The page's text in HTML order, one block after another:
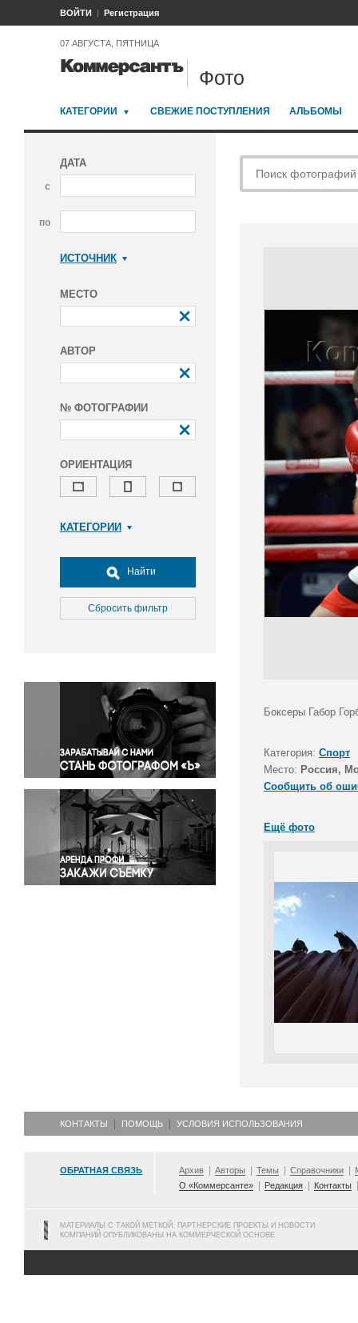
ВОЙТИ Регистрация
07 АВГУСТА, ПЯТНИЦА
Фото
КАТЕГОРИИ СВЕЖИЕ ПОСТУПЛЕНИЯ АЛЬБОМЫ
ДАТА
с
по
ИСТОЧНИК
МЕСТО
АВТОР
№ ФОТОГРАФИИ
ОРИЕНТАЦИЯ
КАТЕГОРИИ
Досуг, туризм и отдых
Культура
Медицина
Окружающая среда
Политика
Правосудие
Происшествия и конфликты
Религия
Светская жизнь
Спорт
Экология
Экономика и бизнес
Найти
Сбросить фильтр
Боксеры Габор
Категория: Спорт
Место: Россия,
Сообщить об
Ещё фото
КОНТАКТЫ ПОМОЩЬ УСЛОВИЯ ИСПОЛЬЗОВАНИЯ
ОБРАТНАЯ СВЯЗЬ Архив Авторы Темы Справочники
О «Коммерсанте»
Редакция Контакты
МАТЕРИАЛЫ С ТАКОЙ МЕТКОЙ, ПАРТНЕРСКИЕ ПРОЕКТЫ И НОВОСТИ
КОМПАНИЙ ОПУБЛИКОВАНЫ НА КОММЕРЧЕСКОЙ ОСНОВЕ